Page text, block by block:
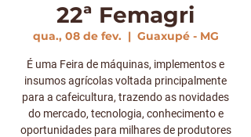
22ª Femagri
qua., 08 de fev.
  |
Guaxupé - MG
É uma Feira de máquinas, implementos e
insumos agrícolas voltada principalmente
para a cafeicultura, trazendo as novidades
do mercado, tecnologia, conhecimento e
oportunidades para milhares de produtores